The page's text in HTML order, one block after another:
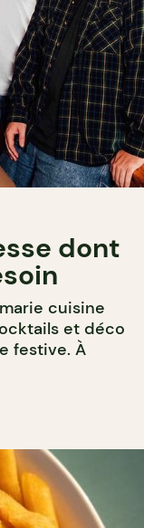
dont
cuisine
et déco
festive. À